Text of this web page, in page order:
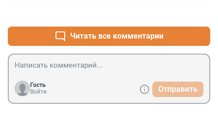
Читать все комментарии
Гость
Войти
Отправить